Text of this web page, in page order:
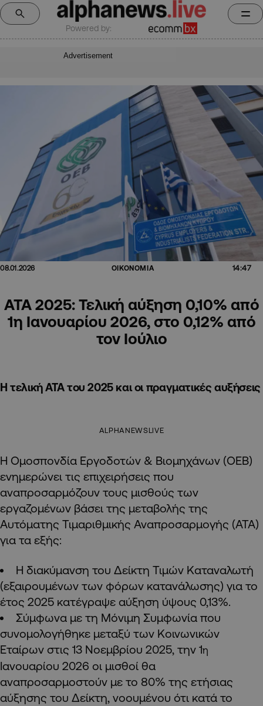
Powered by:
Advertisement
08.01.2026 ΟΙΚΟΝΟΜΙΑ 14:47
ΑΤΑ 2025: Τελική αύξηση 0,10% από
1η Ιανουαρίου 2026, στο 0,12% από
τον Ιούλιο
Η τελική ΑΤΑ του 2025 και οι πραγματικές αυξήσεις
ALPHANEWSLIVE
Η Ομοσπονδία Εργοδοτών & Βιομηχάνων (ΟΕΒ)
ενημερώνει τις επιχειρήσεις που
αναπροσαρμόζουν τους μισθούς των
εργαζομένων βάσει της μεταβολής της
Αυτόματης Τιμαριθμικής Αναπροσαρμογής (ΑΤΑ)
για τα εξής:
Η διακύμανση του Δείκτη Τιμών Καταναλωτή
(εξαιρουμένων των φόρων κατανάλωσης) για το
έτος 2025 κατέγραψε αύξηση ύψους 0,13%.
Σύμφωνα με τη Μόνιμη Συμφωνία που
συνομολογήθηκε μεταξύ των Κοινωνικών
Εταίρων στις 13 Νοεμβρίου 2025, την 1η
Ιανουαρίου 2026 οι μισθοί θα
αναπροσαρμοστούν με το 80% της ετήσιας
αύξησης του Δείκτη, νοουμένου ότι κατά το